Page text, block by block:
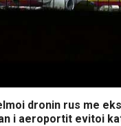
dronin rus me
i aeroportit evitoi